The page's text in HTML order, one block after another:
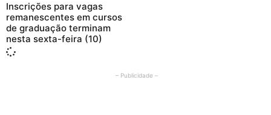
Inscrições para vagas
remanescentes em cursos
de graduação terminam
nesta sexta-feira (10)
– Publicidade –